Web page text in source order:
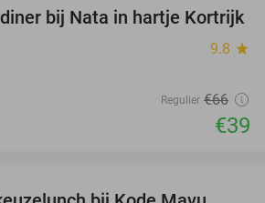
41%
bij Nata in hartje Kortrijk
9.8 star
Regulier €66
€39